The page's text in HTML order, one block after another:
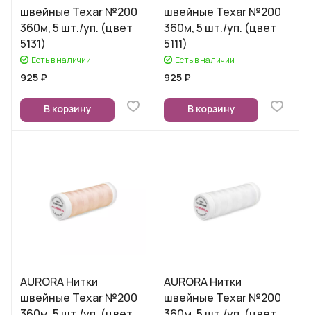
швейные Texar №200
360м, 5 шт./уп. (цвет
5131)
Есть в наличии
925 ₽
В корзину
швейные Texar №200
360м, 5 шт./уп. (цвет
5111)
Есть в наличии
925 ₽
В корзину
AURORA Нитки
швейные Texar №200
AURORA Нитки
швейные Texar №200